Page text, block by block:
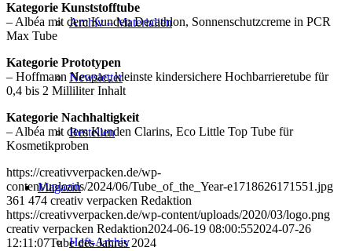
Archiv – Materialien
Newsletter
Bestellen
Magazin
Heft-Archiv
Kategorie Kunststofftube
– Albéa mit dem Kunden Decathlon, Sonnenschutzcreme in PCR
Max Tube
Kategorie Prototypen
– Hoffmann Neopac, kleinste kindersichere Hochbarrieretube für
0,4 bis 2 Milliliter Inhalt
Kategorie Nachhaltigkeit
– Albéa mit dem Kunden Clarins, Eco Little Top Tube für
Kosmetikproben
https://creativverpacken.de/wp-
content/uploads/2024/06/Tube_of_the_Year-e1718626171551.jpg
361 474 creativ verpacken Redaktion
https://creativverpacken.de/wp-content/uploads/2020/03/logo.png
creativ verpacken Redaktion2024-06-19 08:00:552024-07-26
12:11:07Tube des Jahres 2024